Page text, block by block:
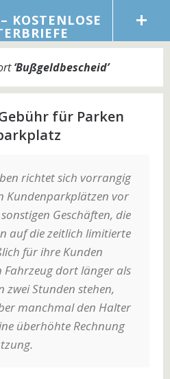
KOSTENLOSE
‘Bußgeldbescheid’
für Parken
richtet sich vorrangig
Kundenparkplätzen vor
Geschäften, die
auf die zeitlich limitierte
für ihre Kunden
Fahrzeug dort länger als
zwei Stunden stehen,
manchmal den Halter
überhöhte Rechnung